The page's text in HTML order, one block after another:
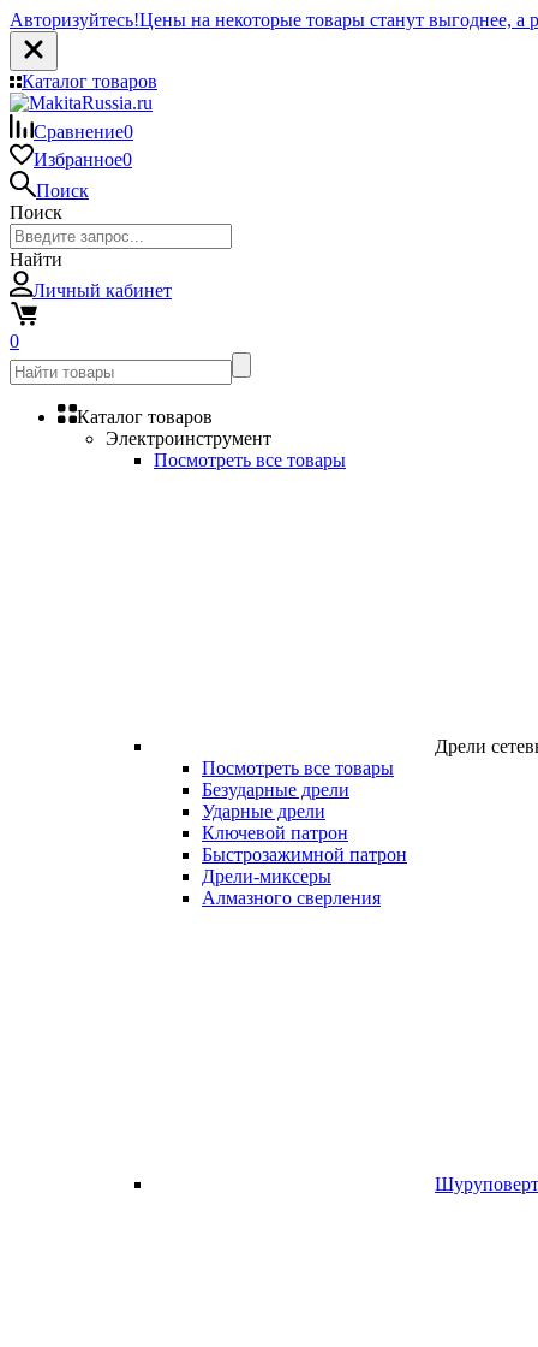
Авторизуйтесь!Цены на некоторые товары станут выгоднее, а
Каталог товаров
Сравнение0
Избранное0
Поиск
Поиск
Найти
Личный кабинет
0
Каталог товаров
Электроинструмент
Посмотреть все товары
Дрели
Посмотреть все товары
Безударные дрели
Ударные дрели
Ключевой патрон
Быстрозажимной патрон
Дрели-миксеры
Алмазного сверления